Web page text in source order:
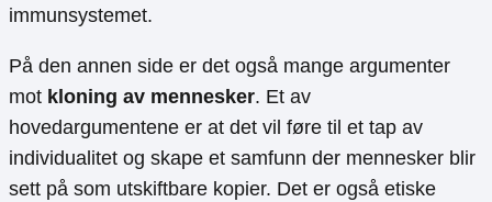
immunsystemet.
På den annen side er det også mange argumenter
mot kloning av mennesker. Et av
hovedargumentene er at det vil føre til et tap av
individualitet og skape et samfunn der mennesker blir
sett på som utskiftbare kopier. Det er også etiske